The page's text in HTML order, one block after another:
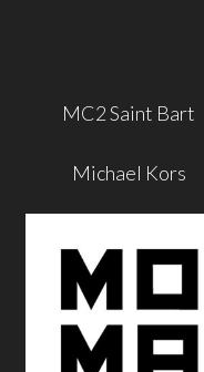
MC2 Saint Bart
Michael Kors